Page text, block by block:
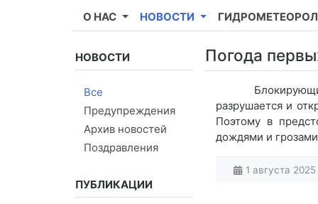
О НАС НОВОСТИ
НОВОСТИ
Все
Предупреждения
Архив новостей
Поздравления
ПУБЛИКАЦИИ
Погода
Блокирующий
разрушается и
Поэтому в
дождями и
1 августа 2025